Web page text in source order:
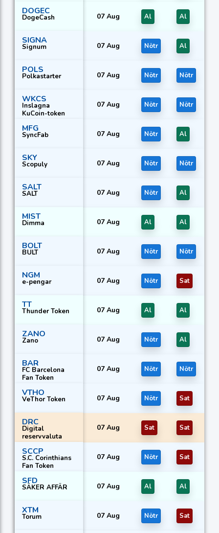
DOGEC
DogeCash 07 Aug Al Al
SIGNA
Signum 07 Aug Nötr Al
POLS
Polkastarter 07 Aug Nötr Nötr
WKCS
Inslagna
KuCoin-token
07 Aug Nötr Nötr
MFG
SyncFab 07 Aug Nötr Al
SKY
Scopuly 07 Aug Nötr Nötr
SALT
SALT 07 Aug Nötr Al
MIST
Dimma 07 Aug Al Al
BOLT
BULT 07 Aug Nötr Nötr
NGM
e-pengar 07 Aug Nötr Sat
TT
Thunder Token 07 Aug Al Al
ZANO
Zano 07 Aug Nötr Al
BAR
FC Barcelona
Fan Token
07 Aug Nötr Nötr
VTHO
VeThor Token 07 Aug Nötr Sat
DRC
Digital
reservvaluta
07 Aug Sat Sat
SCCP
S.C. Corinthians
Fan Token
07 Aug Nötr Sat
SFD
SÄKER AFFÄR 07 Aug Al Al
XTM
Torum 07 Aug Nötr Sat